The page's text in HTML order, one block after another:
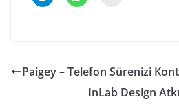
Paigey – Telefon Sürenizi
InLab Design